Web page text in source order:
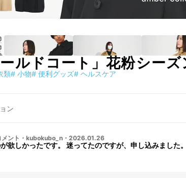
ールドコート」花粉シー
類# 小物# 便利グッズ# ヘルスケア
ン
ント ・ kubokubo_n ・ 2026.01.26
欲しかったです。 迷ってたのですが、申し込みました